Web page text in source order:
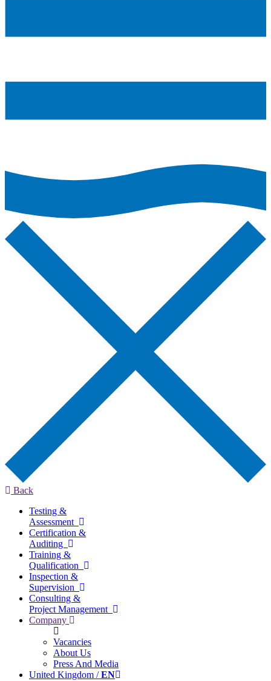
Back
Testing &
Assessment
Certification &
Auditing
Training &
Qualification
Inspection &
Supervision
Consulting &
Project Management
Company
Vacancies
About Us
Press And Media
United Kingdom /EN